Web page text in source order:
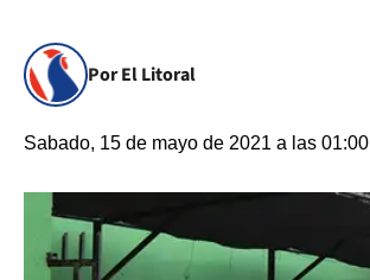
Por El Litoral
Sabado, 15 de mayo de 2021 a las 01:00